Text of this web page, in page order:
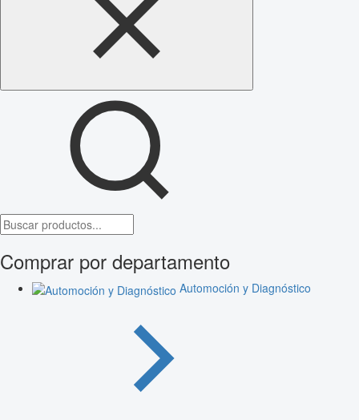
Comprar por departamento
Automoción y Diagnóstico